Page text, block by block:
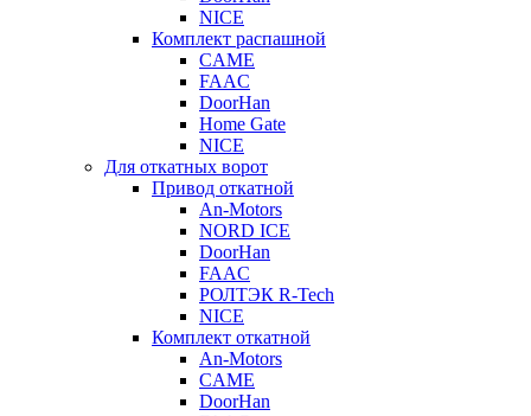
NICE
Комплект распашной
CAME
FAAC
DoorHan
Home Gate
NICE
Для откатных ворот
Привод откатной
An-Motors
NORD ICE
DoorHan
FAAC
РОЛТЭК R-Tech
NICE
Комплект откатной
An-Motors
CAME
DoorHan